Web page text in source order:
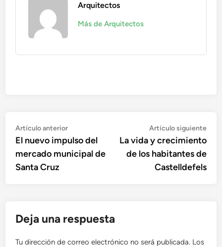
Arquitectos
Más de Arquitectos
Navegación
de
entradas
Artículo anteriorArtículo
anterior:
El nuevo impulso del
mercado municipal de
Santa Cruz
Artículo siguiente
La vida y crecimiento
de los habitantes de
Castelldefels
Deja una respuesta
Tu dirección de correo electrónico no será publicada. Los